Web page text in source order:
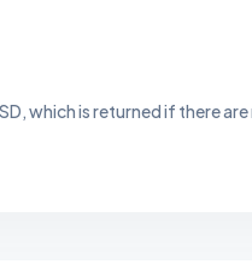
which is returned if there are